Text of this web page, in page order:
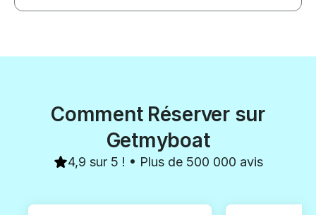
Comment Réserver sur
Getmyboat
4,9 sur 5 ! • Plus de 500 000 avis